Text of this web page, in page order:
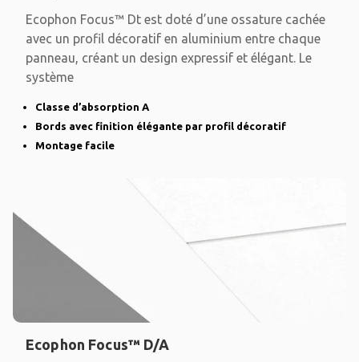
Ecophon Focus™ Dt est doté d’une ossature cachée
avec un profil décoratif en aluminium entre chaque
panneau, créant un design expressif et élégant. Le
système
Classe d’absorption A
Bords avec finition élégante par profil décoratif
Montage facile
Ecophon Focus™ D/A